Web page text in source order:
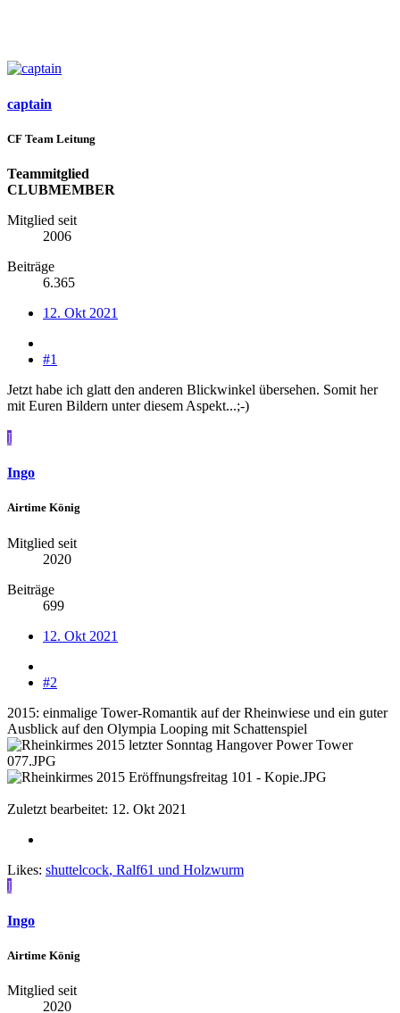
captain
CF Team Leitung
Teammitglied
CLUBMEMBER
Mitglied seit
2006
Beiträge
6.365
12. Okt 2021
#1
Jetzt habe ich glatt den anderen Blickwinkel übersehen. Somit her
mit Euren Bildern unter diesem Aspekt...;-)
I
Ingo
Airtime König
Mitglied seit
2020
Beiträge
699
12. Okt 2021
#2
2015: einmalige Tower-Romantik auf der Rheinwiese und ein guter
Ausblick auf den Olympia Looping mit Schattenspiel
Zuletzt bearbeitet: 12. Okt 2021
Likes: shuttelcock, Ralf61 und Holzwurm
I
Ingo
Airtime König
Mitglied seit
2020